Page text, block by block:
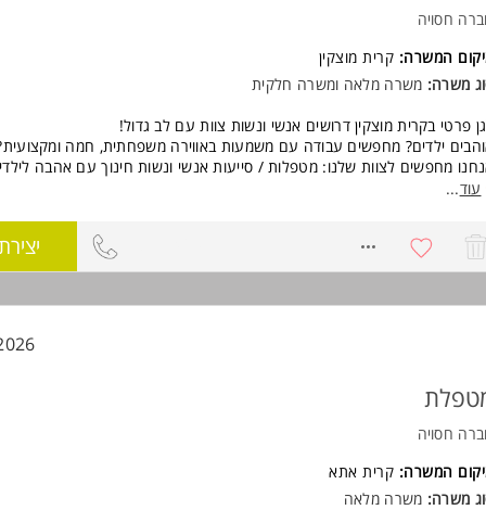
חסויה
המשרה: קרית מוצקין
משרה: משרה מלאה ומשרה חלקית
פרטי בקרית מוצקין דרושים אנשי ונשות צוות עם לב גדול!
ילדים? מחפשים עבודה עם משמעות באווירה משפחתית, חמה
מחפשים לצוות שלנו: מטפלות / סייעות אנשי ונשות חינוך עם אהבה
מלאה או משרה חלקית
תנאים טובים למתאימים
עבודה בתחילת שנת הלימודים
אתכם! המשרה מיועדת לנשים ולגברים כאחד.
עוד...
חסויה
המשרה: קרית אתא
משרה: משרה מלאה